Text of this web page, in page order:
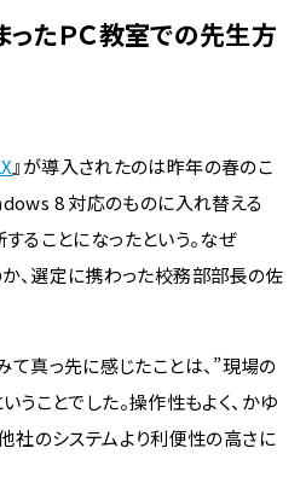
たＰＣ教室での先生方
』が導入されたのは昨年の春のこ
8 対応のものに入れ替える
ることになったという。なぜ
、選定に携わった校務部部長の佐
て真っ先に感じたことは、”現場の
うことでした。操作性もよく、かゆ
社のシステムより利便性の高さに